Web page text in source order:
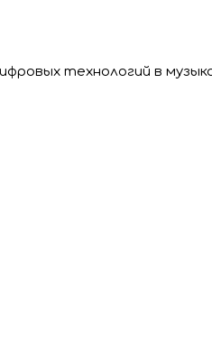
технологий в